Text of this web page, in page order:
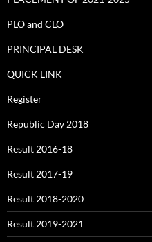
PLO and CLO
PRINCIPAL DESK
QUICK LINK
Register
Republic Day 2018
Result 2016-18
Result 2017-19
Result 2018-2020
Result 2019-2021